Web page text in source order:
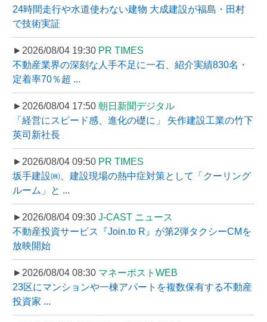
24時間走行や水道使わない建物 大成建設が福島・田村
で技術実証
►2026/08/04 19:30 PR TIMES
不動産業界の深刻な人手不足に一石、紹介実績830名・
定着率70％超 ...
►2026/08/04 17:50 朝日新聞デジタル
「経営にスピード感、進化の礎に」 矢作建設工業の竹下
英司新社長
►2026/08/04 09:50 PR TIMES
坂手建設㈱、建設現場の熱中症対策として「クーリング
ルーム」と ...
►2026/08/04 09:30 J-CAST ニュース
不動産投資サービス『Join.to R』が第2弾タクシーCMを
放映開始
►2026/08/04 08:30 マネーポストWEB
23区にマンションや一棟アパートを複数保有する不動産
投資家 ...